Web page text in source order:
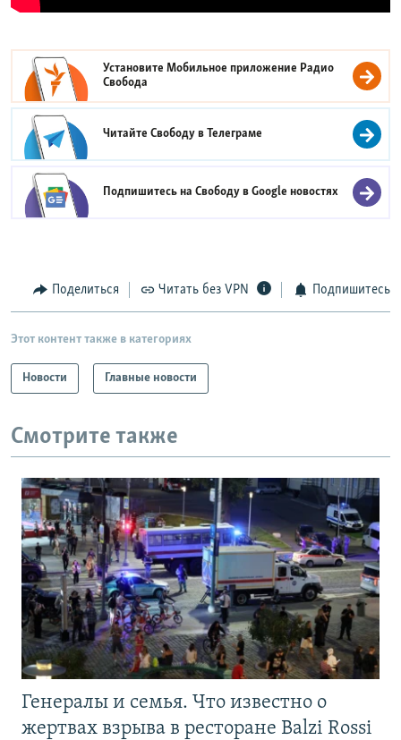
Установите Мобильное приложение Радио
Свобода
Читайте Свободу вТелеграме
Подпишитесь на Свободу вGoogle новостях
Поделиться Читать без VPN Подпишитесь
Этот контент также в категориях
Новости Главные новости
Смотрите также
Генералы и семья. Что известно о
жертвах взрыва в ресторане Balzi Rossi